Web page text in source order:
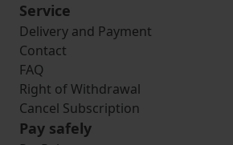
Service
Delivery and Payment
Contact
FAQ
Right of Withdrawal
Cancel Subscription
Pay safely